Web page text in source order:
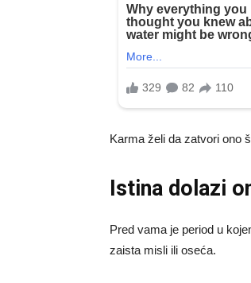
Karma želi da zatvori ono
Istina dolazi
Pred vama je period u
zaista misli ili oseća.